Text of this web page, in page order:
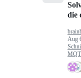
die
Aug